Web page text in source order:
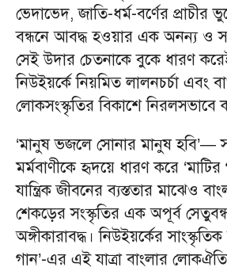
ভেদাভেদ, জাতি-ধর্ম-বর্ণের
বন্ধনে আবদ্ধ হওয়ার এক অনন্য ও
সেই উদার চেতনাকে বুকে ধারণ
নিউইয়র্কে নিয়মিত লালনচর্চা এবং
লোকসংস্কৃতির বিকাশে নিরলসভাবে
‘মানুষ ভজলে সোনার মানুষ হবি’—
মর্মবাণীকে হৃদয়ে ধারণ করে ‘মাটির
যান্ত্রিক জীবনের ব্যস্ততার মাঝেও
শেকড়ের সংস্কৃতির এক অপূর্ব
অঙ্গীকারাবদ্ধ। নিউইয়র্কের
গান’-এর এই যাত্রা বাংলার